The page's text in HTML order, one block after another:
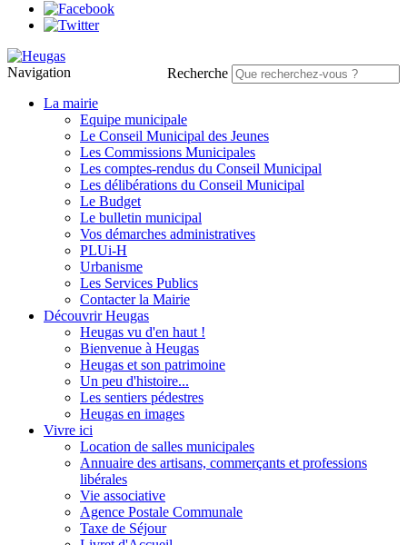
Recherche
Navigation
La mairie
Equipe municipale
Le Conseil Municipal des Jeunes
Les Commissions Municipales
Les comptes-rendus du Conseil Municipal
Les délibérations du Conseil Municipal
Le Budget
Le bulletin municipal
Vos démarches administratives
PLUi-H
Urbanisme
Les Services Publics
Contacter la Mairie
Découvrir Heugas
Heugas vu d'en haut !
Bienvenue à Heugas
Heugas et son patrimoine
Un peu d'histoire...
Les sentiers pédestres
Heugas en images
Vivre ici
Location de salles municipales
Annuaire des artisans, commerçants et professions
libérales
Vie associative
Agence Postale Communale
Taxe de Séjour